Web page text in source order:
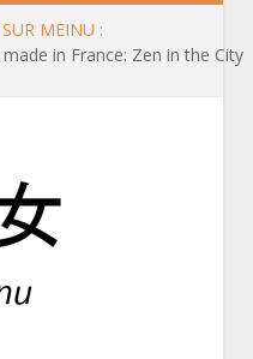
MEINU :
in France: Zen in the City